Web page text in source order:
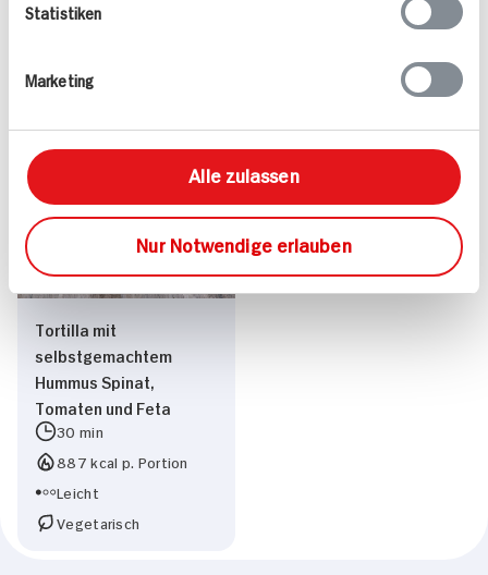
Statistiken
Marketing
Alle zulassen
Nur Notwendige erlauben
Personen
Vegan
917 kcal p. Portion
Vegetarisch
Tortilla mit
selbstgemachtem
Hummus Spinat,
Tomaten und Feta
30 min
887 kcal p. Portion
Leicht
Vegetarisch